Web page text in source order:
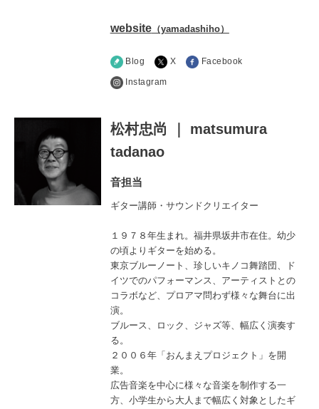
website（yamadashiho）
Blog X Facebook
Instagram
松村忠尚 ｜ matsumura
tadanao
音担当
ギター講師・サウンドクリエイター
１９７８年生まれ。福井県坂井市在住。幼少
の頃よりギターを始める。
東京ブルーノート、珍しいキノコ舞踏団、ド
イツでのパフォーマンス、アーティストとの
コラボなど、プロアマ問わず様々な舞台に出
演。
ブルース、ロック、ジャズ等、幅広く演奏す
る。
２００６年「おんまえプロジェクト」を開
業。
広告音楽を中心に様々な音楽を制作する一
方、小学生から大人まで幅広く対象としたギ